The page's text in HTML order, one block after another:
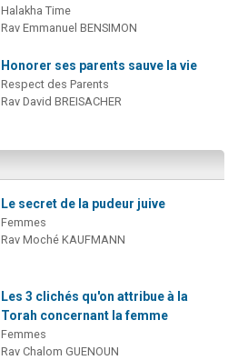
Halakha Time
Rav Emmanuel BENSIMON
Honorer ses parents sauve la vie
Respect des Parents
Rav David BREISACHER
Le secret de la pudeur juive
Femmes
Rav Moché KAUFMANN
Les 3 clichés qu'on attribue à la
Torah concernant la femme
Femmes
Rav Chalom GUENOUN